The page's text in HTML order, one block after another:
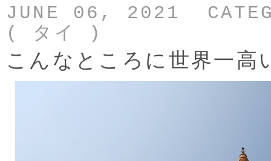
JUNE 06, 2021
( タイ )
こんなところに世界一高